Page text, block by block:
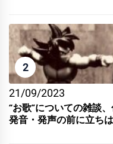
2
21/09/2023
“お歌”についての雑談
発音・発声の前に立ち